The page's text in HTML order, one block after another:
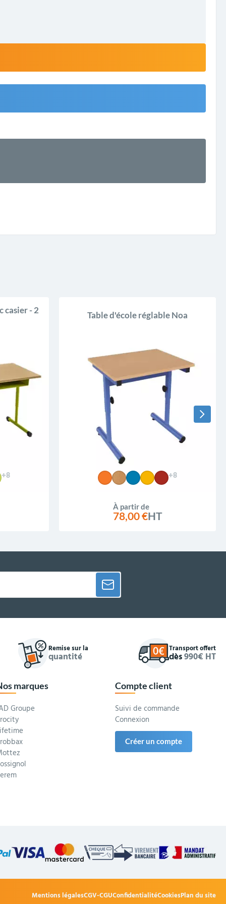
casier - 2
+8
Table d'école réglable Noa
+8
À partir de
78,00 €HT
Remise sur la
quantité
Transport offert
dès990€ HT
marques
Groupe
Compte client
Suivi de commande
Connexion
Créer un compte
Mentions légalesCGV-CGUConfidentialitéCookiesPlan du site